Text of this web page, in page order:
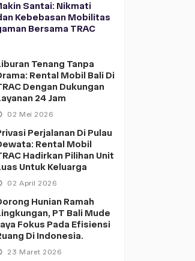
Santai: Nikmati
Kebebasan Mobilitas
Bersama TRAC
Tenang Tanpa
Rental Mobil Bali Di
Dengan Dukungan
24 Jam
02 Mei 2026
Perjalanan Di Pulau
Rental Mobil
Hadirkan Pilihan Unit
Untuk Keluarga
02 April 2026
Hunian Ramah
PT Bali Mude
Fokus Pada Efisiensi
Di Indonesia.
23 Maret 2026